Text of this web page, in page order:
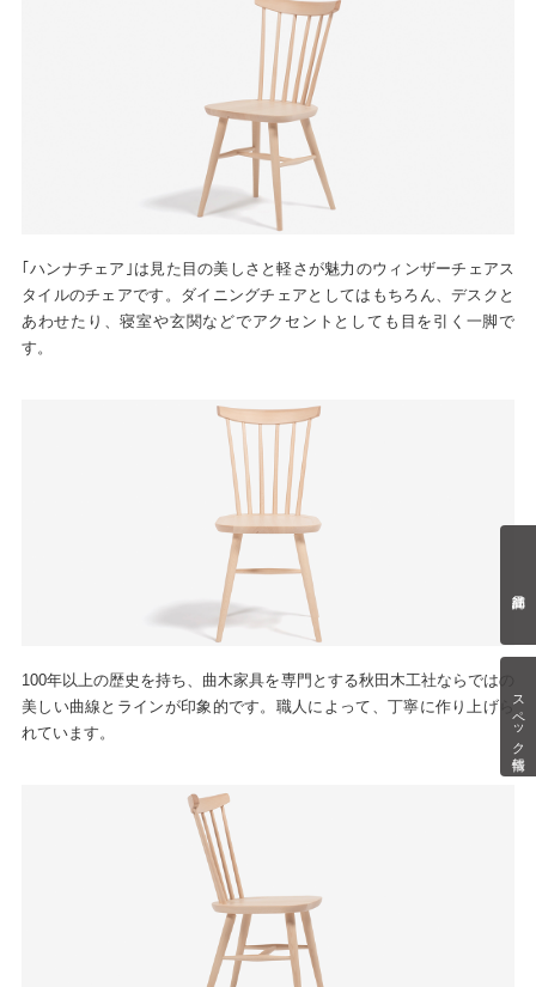
スペック情報
｢ハンナチェア｣は見た目の美しさと軽さが魅力のウィンザーチェアス
タイルのチェアです。ダイニングチェアとしてはもちろん、デスクと
あわせたり、寝室や玄関などでアクセントとしても目を引く一脚で
す。
100年以上の歴史を持ち、曲木家具を専門とする秋田木工社ならではの
美しい曲線とラインが印象的です。職人によって、丁寧に作り上げら
れています。